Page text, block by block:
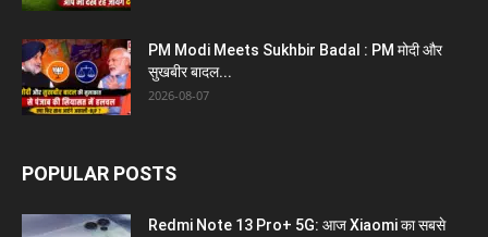
PM Modi Meets Sukhbir Badal : PM मोदी और
सुखबीर बादल...
2026-08-07
POPULAR POSTS
Redmi Note 13 Pro+ 5G: आज Xiaomi का सबसे